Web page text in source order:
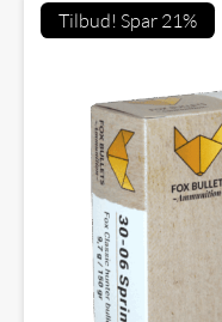
Tilbud! Spar 21%